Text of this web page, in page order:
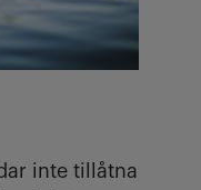
inte tillåtna